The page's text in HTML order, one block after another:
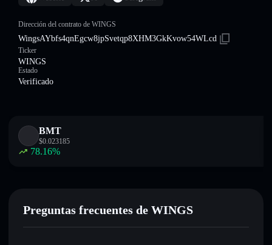
Dirección del contrato de WINGS
WingsAYbfs4qnEgcw8jpSvetqp8XHM3GkKvow54WLcd
Ticker
WINGS
Estado
Verificado
BMT
$0.023185
78.16%
Preguntas frecuentes de WINGS